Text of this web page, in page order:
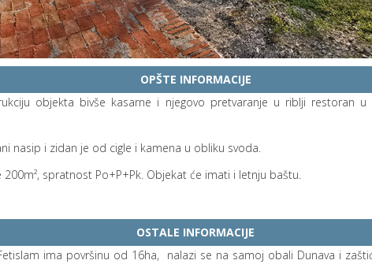
OPŠTE INFORMACIJE
objekta bivše kasarne i njegovo pretvaranje u riblji restoran
nasip i zidan je od cigle i kamena u obliku svoda.
spratnost Po+P+Pk. Objekat će imati i letnju baštu.
OSTALE INFORMACIJE
ima površinu od 16ha, nalazi se na samoj obali Dunava i